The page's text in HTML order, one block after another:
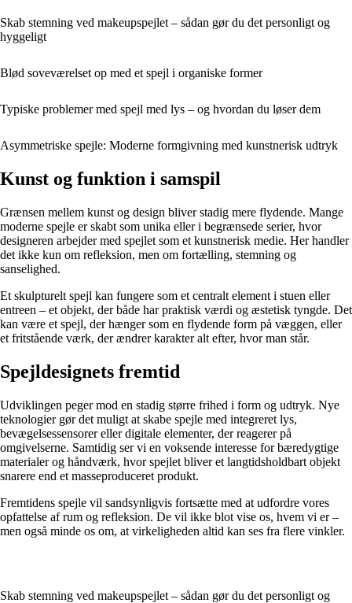
Skab stemning ved makeupspejlet – sådan gør du det personligt og
hyggeligt
Blød soveværelset op med et spejl i organiske former
Typiske problemer med spejl med lys – og hvordan du løser dem
Asymmetriske spejle: Moderne formgivning med kunstnerisk udtryk
Kunst og funktion i samspil
Grænsen mellem kunst og design bliver stadig mere flydende. Mange
moderne spejle er skabt som unika eller i begrænsede serier, hvor
designeren arbejder med spejlet som et kunstnerisk medie. Her handler
det ikke kun om refleksion, men om fortælling, stemning og
sanselighed.
Et skulpturelt spejl kan fungere som et centralt element i stuen eller
entreen – et objekt, der både har praktisk værdi og æstetisk tyngde. Det
kan være et spejl, der hænger som en flydende form på væggen, eller
et fritstående værk, der ændrer karakter alt efter, hvor man står.
Spejldesignets fremtid
Udviklingen peger mod en stadig større frihed i form og udtryk. Nye
teknologier gør det muligt at skabe spejle med integreret lys,
bevægelsessensorer eller digitale elementer, der reagerer på
omgivelserne. Samtidig ser vi en voksende interesse for bæredygtige
materialer og håndværk, hvor spejlet bliver et langtidsholdbart objekt
snarere end et masseproduceret produkt.
Fremtidens spejle vil sandsynligvis fortsætte med at udfordre vores
opfattelse af rum og refleksion. De vil ikke blot vise os, hvem vi er –
men også minde os om, at virkeligheden altid kan ses fra flere vinkler.
Skab stemning ved makeupspejlet – sådan gør du det personligt og